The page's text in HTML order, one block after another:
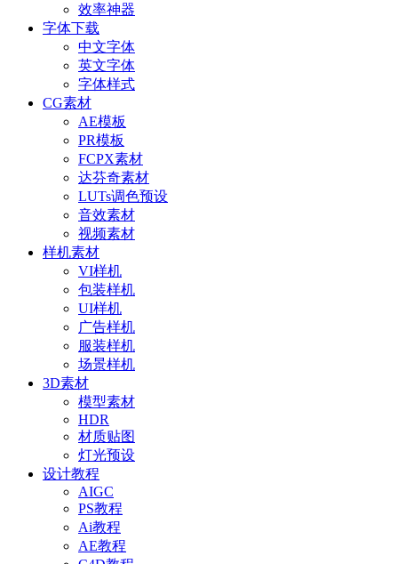
效率神器
字体下载
中文字体
英文字体
字体样式
CG素材
AE模板
PR模板
FCPX素材
达芬奇素材
LUTs调色预设
音效素材
视频素材
样机素材
VI样机
包装样机
UI样机
广告样机
服装样机
场景样机
3D素材
模型素材
HDR
材质贴图
灯光预设
设计教程
AIGC
PS教程
Ai教程
AE教程